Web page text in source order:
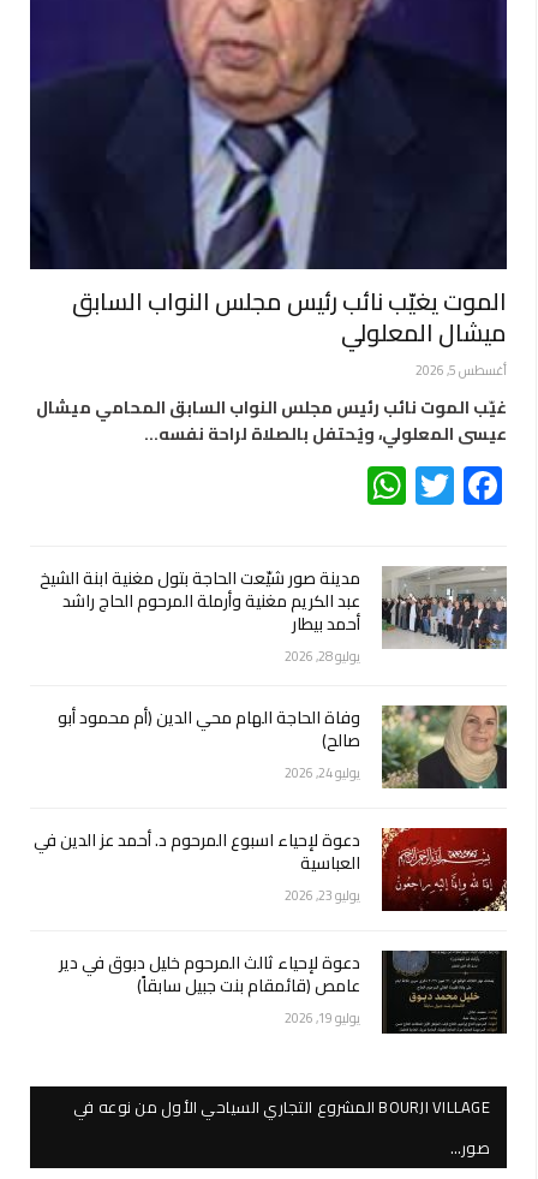
الموت يغيّب نائب رئيس مجلس النواب السابق
ميشال المعلولي
أغسطس 5, 2026
غيّب الموت نائب رئيس مجلس النواب السابق المحامي ميشال
عيسى المعلولي، ويُحتفل بالصلاة لراحة نفسه…
Facebook
Twitter
مدينة صور شيّعت الحاجة بتول مغنية ابنة الشيخ
عبد الكريم مغنية وأرملة المرحوم الحاج راشد
أحمد بيطار
يوليو 28, 2026
وفاة الحاجة الهام محي الدين (أم محمود أبو
صالح)
يوليو 24, 2026
دعوة لإحياء اسبوع المرحوم د. أحمد عز الدين في
العباسية
يوليو 23, 2026
دعوة لإحياء ثالث المرحوم خليل دبوق في دير
عامص (قائمقام بنت جبيل سابقاً)
يوليو 19, 2026
BOURJI VILLAGE المشروع التجاري السياحي الأول من نوعه في
صور…